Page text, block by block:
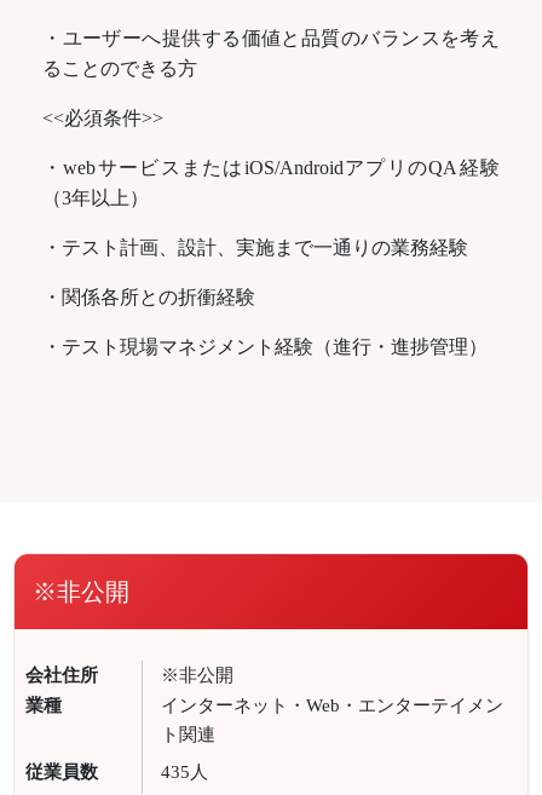
・ユーザーへ提供する価値と品質のバランスを考え
ることのできる方
<<必須条件>>
・webサービスまたはiOS/AndroidアプリのQA経験
（3年以上）
・テスト計画、設計、実施まで一通りの業務経験
・関係各所との折衝経験
・テスト現場マネジメント経験（進行・進捗管理）
※非公開
会社住所
※非公開
業種
インターネット・Web・エンターテイメン
ト関連
従業員数
435人